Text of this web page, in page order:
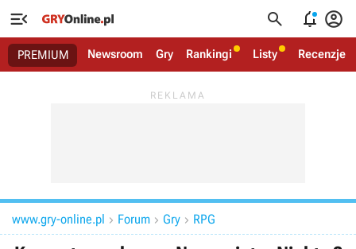
   
PREMIUM Newsroom Gry Rankingi Listy Recenzje
www.gry-online.pl  Forum  Gry  RPG